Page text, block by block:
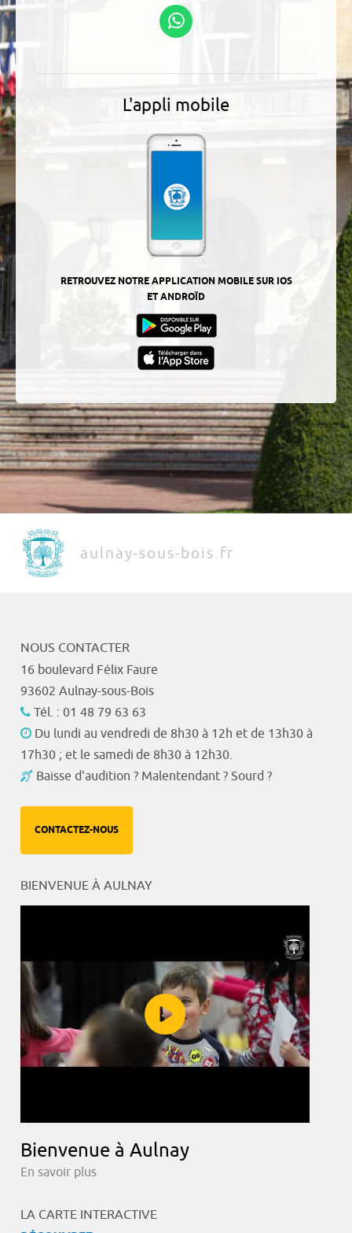
L'appli mobile
RETROUVEZ NOTRE APPLICATION MOBILE SUR IOS
ET ANDROÏD
aulnay-sous-bois.fr
NOUS CONTACTER
16 boulevard Félix Faure
93602 Aulnay-sous-Bois
Tél. : 01 48 79 63 63
Du lundi au vendredi de 8h30 à 12h et de 13h30 à
17h30 ; et le samedi de 8h30 à 12h30.
Baisse d'audition ? Malentendant ? Sourd ?
CONTACTEZ-NOUS
BIENVENUE À AULNAY
Bienvenue à Aulnay
En savoir plus
LA CARTE INTERACTIVE